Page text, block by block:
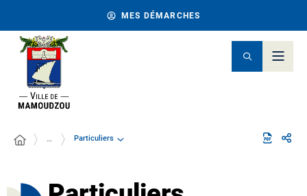
MES DÉMARCHES
… Particuliers